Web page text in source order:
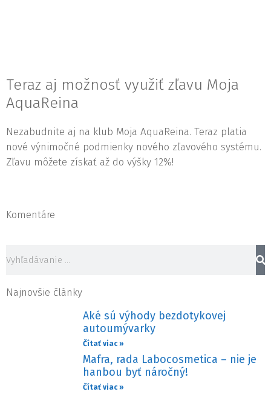
Teraz aj možnosť využiť zľavu Moja
AquaReina
Nezabudnite aj na klub Moja AquaReina. Teraz platia
nové výnimočné podmienky nového zľavového systému.
Zľavu môžete získať až do výšky 12%!
Komentáre
Najnovšie články
Aké sú výhody bezdotykovej
autoumývarky
Čítať viac »
Mafra, rada Labocosmetica – nie je
hanbou byť náročný!
Čítať viac »